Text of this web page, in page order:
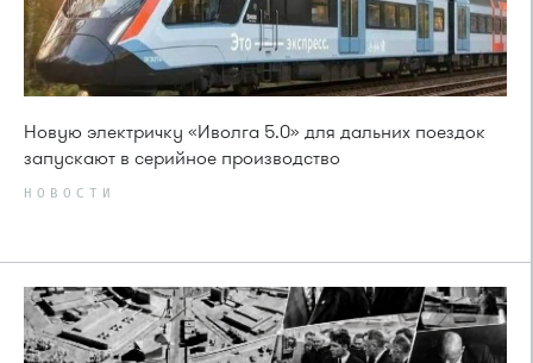
Новую электричку «Иволга 5.0» для дальних поездок
запускают в серийное производство
НОВОСТИ